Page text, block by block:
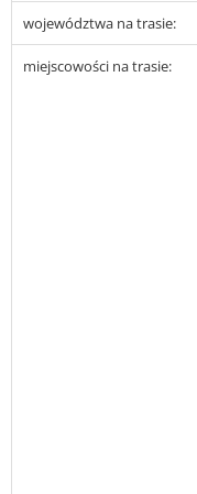
województwa na trasie:
miejscowości na trasie: